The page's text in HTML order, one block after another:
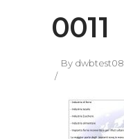
0011
By dwbtest08